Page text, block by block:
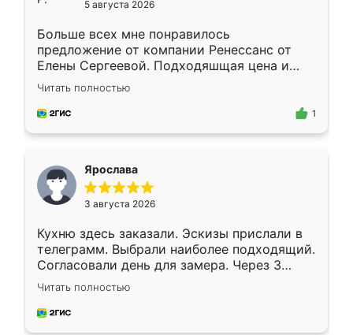
5 августа 2026
Больше всех мне понравилось
предложение от компании Ренессанс от
Елены Сергеевой. Подходяшщая цена и
короткие сроки изготовления. Приехавший
для замера сотрудник Владислав
предложил по моему эскизу самый
Читать полностью
1
Ярослава
3 августа 2026
Кухню здесь заказали. Эскизы прислали в
телеграмм. Выбрали наиболее подходящий.
Согласовали день для замера. Через 3
недели кухня была уже готова. Остались
довольны работой. Спасибо Ренессанс
мебель за качественную работу!
Читать полностью